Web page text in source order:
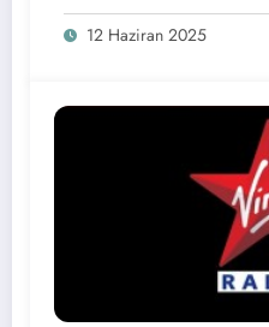
12 Haziran 2025